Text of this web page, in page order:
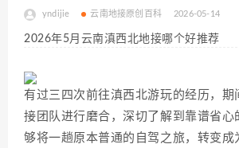
yndijie 云南地接原创百科 2026-05-14
2026年5月云南滇西北地接哪个好推荐
有过三四次前往滇西北游玩的经历，期
接团队进行磨合，深切了解到靠谱省心
够将一趟原本普通的自驾之旅，转变成